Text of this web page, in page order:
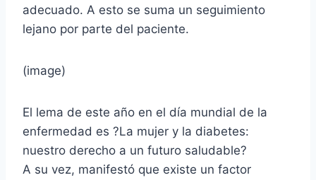
adecuado. A esto se suma un seguimiento
lejano por parte del paciente.
(image)
El lema de este año en el día mundial de la
enfermedad es ?La mujer y la diabetes:
nuestro derecho a un futuro saludable?
A su vez, manifestó que existe un factor